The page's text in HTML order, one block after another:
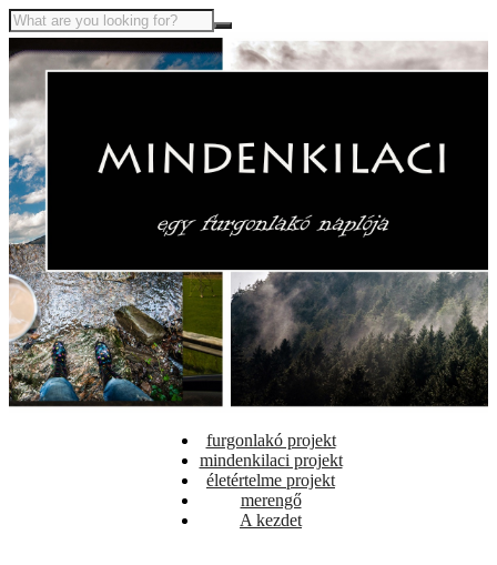
furgonlakó projekt
mindenkilaci projekt
életértelme projekt
merengő
A kezdet